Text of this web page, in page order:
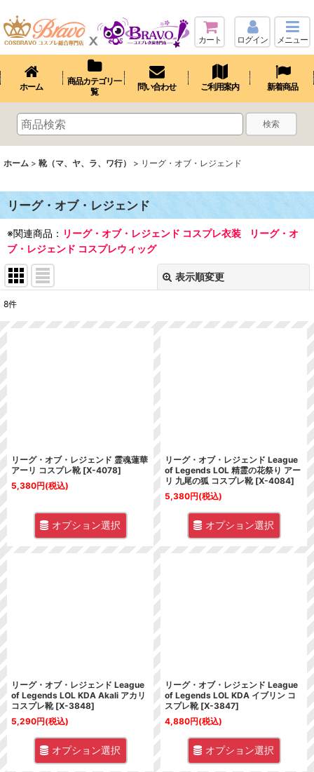
カート ログイン メニュー
ホーム
商品カテゴリ一
覧
問い合わせ ご利用案内 新着商品
検索
ホーム > 靴（マ、ヤ、ラ、ワ行） > リーグ・オブ・レジェンド
リーグ・オブ・レジェンド
※関連商品： リーグ・オブ・レジェンド コスプレ衣装
リーグ・オ
ブ・レジェンド コスプレウィッグ
表示順変更
8件
リーグ・オブ・レジェンド 霊魂蓮華
アーリ コスプレ靴 [X-4078]
5,380円(税込)
オプション選択
リーグ・オブ・レジェンド League
of Legends LOL 精霊の花祭り アー
リ 九尾の狐 コスプレ靴 [X-4084]
5,380円(税込)
オプション選択
リーグ・オブ・レジェンド League
of Legends LOL KDA Akali アカリ
コスプレ靴 [X-3848]
5,290円(税込)
オプション選択
リーグ・オブ・レジェンド League
of Legends LOL KDA イブリン コ
スプレ靴 [X-3847]
4,880円(税込)
オプション選択